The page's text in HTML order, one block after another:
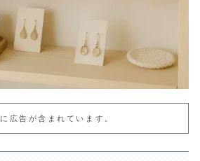
広告が含まれています。